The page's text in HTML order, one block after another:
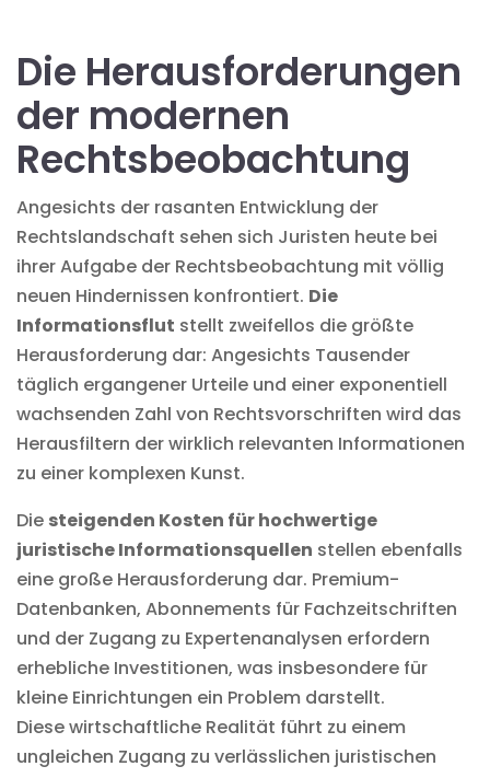
Die Herausforderungen
der modernen
Rechtsbeobachtung
Angesichts der rasanten Entwicklung der
Rechtslandschaft sehen sich Juristen heute bei
ihrer Aufgabe der Rechtsbeobachtung mit völlig
neuen Hindernissen konfrontiert. Die
Informationsflut stellt zweifellos die größte
Herausforderung dar: Angesichts Tausender
täglich ergangener Urteile und einer exponentiell
wachsenden Zahl von Rechtsvorschriften wird das
Herausfiltern der wirklich relevanten Informationen
zu einer komplexen Kunst.
Die steigenden Kosten für hochwertige
juristische Informationsquellen stellen ebenfalls
eine große Herausforderung dar. Premium-
Datenbanken, Abonnements für Fachzeitschriften
und der Zugang zu Expertenanalysen erfordern
erhebliche Investitionen, was insbesondere für
kleine Einrichtungen ein Problem darstellt.
Diese wirtschaftliche Realität führt zu einem
ungleichen Zugang zu verlässlichen juristischen